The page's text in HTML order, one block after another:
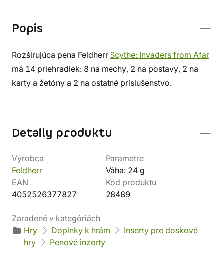
Popis
Rozširujúca pena Feldherr Scythe: Invaders from Afar
má 14 priehradiek: 8 na mechy, 2 na postavy, 2 na
karty a žetóny a 2 na ostatné príslušenstvo.
Detaily produktu
Výrobca
Feldherr
Parametre
Váha: 24 g
EAN
4052526377827
Kód produktu
28489
Zaradené v kategóriách
Hry
Doplnky k hrám
Inserty pre doskové
hry
Penové inzerty